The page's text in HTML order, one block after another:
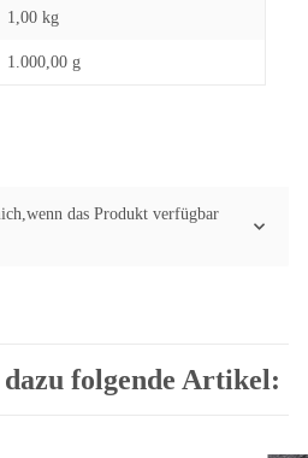
1,00 kg
1.000,00 g
das Produkt verfügbar
folgende Artikel: